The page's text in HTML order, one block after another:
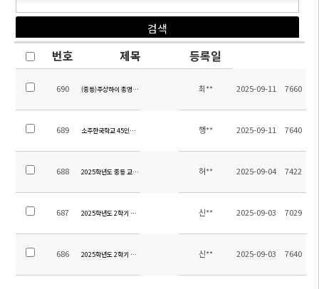
번호 제목 등록일
690 (중등)주상하이 총영사관 부총영사 특강 개최 안내최** 2025-09-11 7660
689 소주한국학교 45인승 차량 매각 입찰 공고 행** 2025-09-11 7640
688 2025학년도 중등 교내 수상 계획 허** 2025-09-04 7422
687 2025학년도 2학기 초등 수행평가 계획 안내(4~6학년)
신** 2025-09-03 7029
686 2025학년도 2학기 초등 수행평가 계획 안내(1~3학년)
신** 2025-09-03 7640